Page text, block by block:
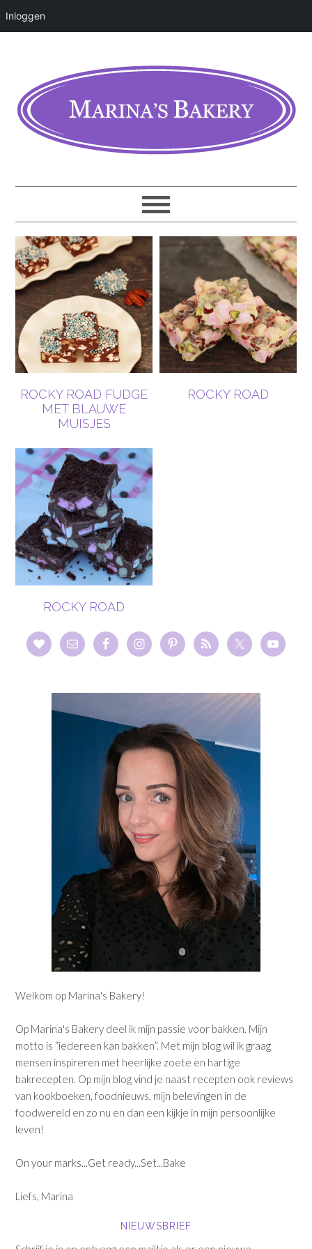
Inloggen
ROCKY ROAD FUDGE
MET BLAUWE
MUISJES
ROCKY ROAD
ROCKY ROAD
Welkom op Marina's Bakery!
Op Marina's Bakery deel ik mijn passie voor bakken. Mijn
motto is “iedereen kan bakken”. Met mijn blog wil ik graag
mensen inspireren met heerlijke zoete en hartige
bakrecepten. Op mijn blog vind je naast recepten ook reviews
van kookboeken, foodnieuws, mijn belevingen in de
foodwereld en zo nu en dan een kijkje in mijn persoonlijke
leven!
On your marks...Get ready...Set...Bake
Liefs, Marina
NIEUWSBRIEF